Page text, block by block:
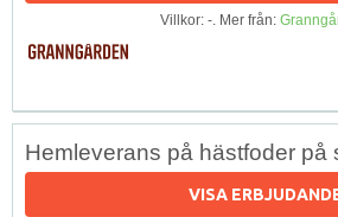
Villkor: -. Mer från:
Hemleverans på hästfoder på
VISA